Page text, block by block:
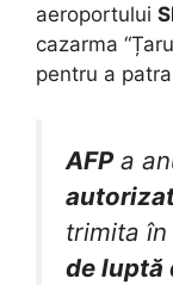
aeroportului
cazarma
pentru a
AFPa
trimita în
de